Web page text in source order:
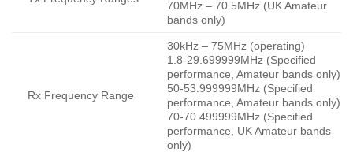
70MHz – 70.5MHz (UK Amateur
bands only)
Rx Frequency Range
30kHz – 75MHz (operating)
1.8-29.699999MHz (Specified
performance, Amateur bands only)
50-53.999999MHz (Specified
performance, Amateur bands only)
70-70.499999MHz (Specified
performance, UK Amateur bands
only)